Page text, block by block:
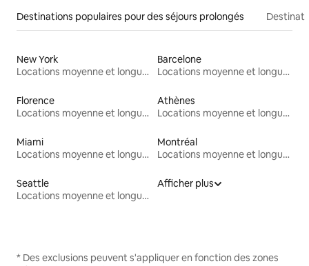
Destinations populaires pour des séjours prolongés
New York
Locations moyenne et longue durée
Barcelone
Locations moyenne et longue durée
Florence
Locations moyenne et longue durée
Athènes
Locations moyenne et longue durée
Miami
Locations moyenne et longue durée
Montréal
Locations moyenne et longue durée
Seattle
Locations moyenne et longue durée
Afficher plus
* Des exclusions peuvent s'appliquer en fonction des zones